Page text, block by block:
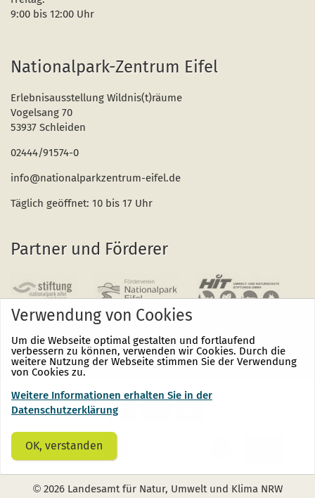
9:00 bis 12:00 Uhr
Nationalpark-Zentrum Eifel
Erlebnisausstellung Wildnis(t)räume
Vogelsang 70
53937 Schleiden
02444/91574-0
info@nationalparkzentrum-eifel.de
Täglich geöffnet: 10 bis 17 Uhr
Partner und Förderer
Nationalpark
einem
neuen
Fenster)
Nationalpark
einem
neuen
Fenster)
Nationalpark
einem
neuen
Fenster)
©2026 Landesamt für Natur, Umwelt und Klima NRW
Verwendung von Cookies
Um die Webseite optimal gestalten und fortlaufend
verbessern zu können, verwenden wir Cookies. Durch die
weitere Nutzung der Webseite stimmen Sie der Verwendung
von Cookies zu.
Weitere Informationen erhalten Sie in der
Datenschutzerklärung
OK, verstanden